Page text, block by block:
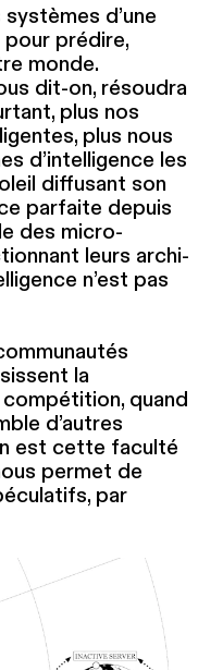
d’une
prédire,
monde.
dit-on, résoudra
plus nos
plus nous
d’intelligence les
diffusant son
parfaite depuis
des micro-
leurs archi­
n’est pas
la
quand
d’autres
est cette faculté
permet de
par